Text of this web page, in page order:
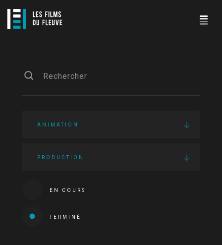
ANIMATION
PRODUCTION
EN COURS
TERMINÉ